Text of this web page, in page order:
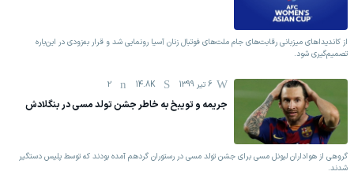
از کاندیداهای میزبانی رقابت‌های جام ملت‌های فوتبال زنان آسیا رونمایی شد و قرار به‌زودی در این‌باره
تصمیم‌گیری شود.
6 تیر 1399 14.8K
2
جریمه و تویبخ به خاطر جشن تولد مسی در بنگلادش
گروهی از هواداران لیونل مسی برای جشن تولد مسی در رستوران گردهم آمده بودند که توسط پلیس دستگیر
شدند.